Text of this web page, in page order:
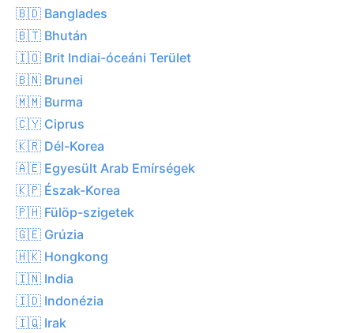
🇧🇩 Banglades
🇧🇹 Bhután
🇮🇴 Brit Indiai-óceáni Terület
🇧🇳 Brunei
🇲🇲 Burma
🇨🇾 Ciprus
🇰🇷 Dél-Korea
🇦🇪 Egyesült Arab Emírségek
🇰🇵 Észak-Korea
🇵🇭 Fülöp-szigetek
🇬🇪 Grúzia
🇭🇰 Hongkong
🇮🇳 India
🇮🇩 Indonézia
🇮🇶 Irak